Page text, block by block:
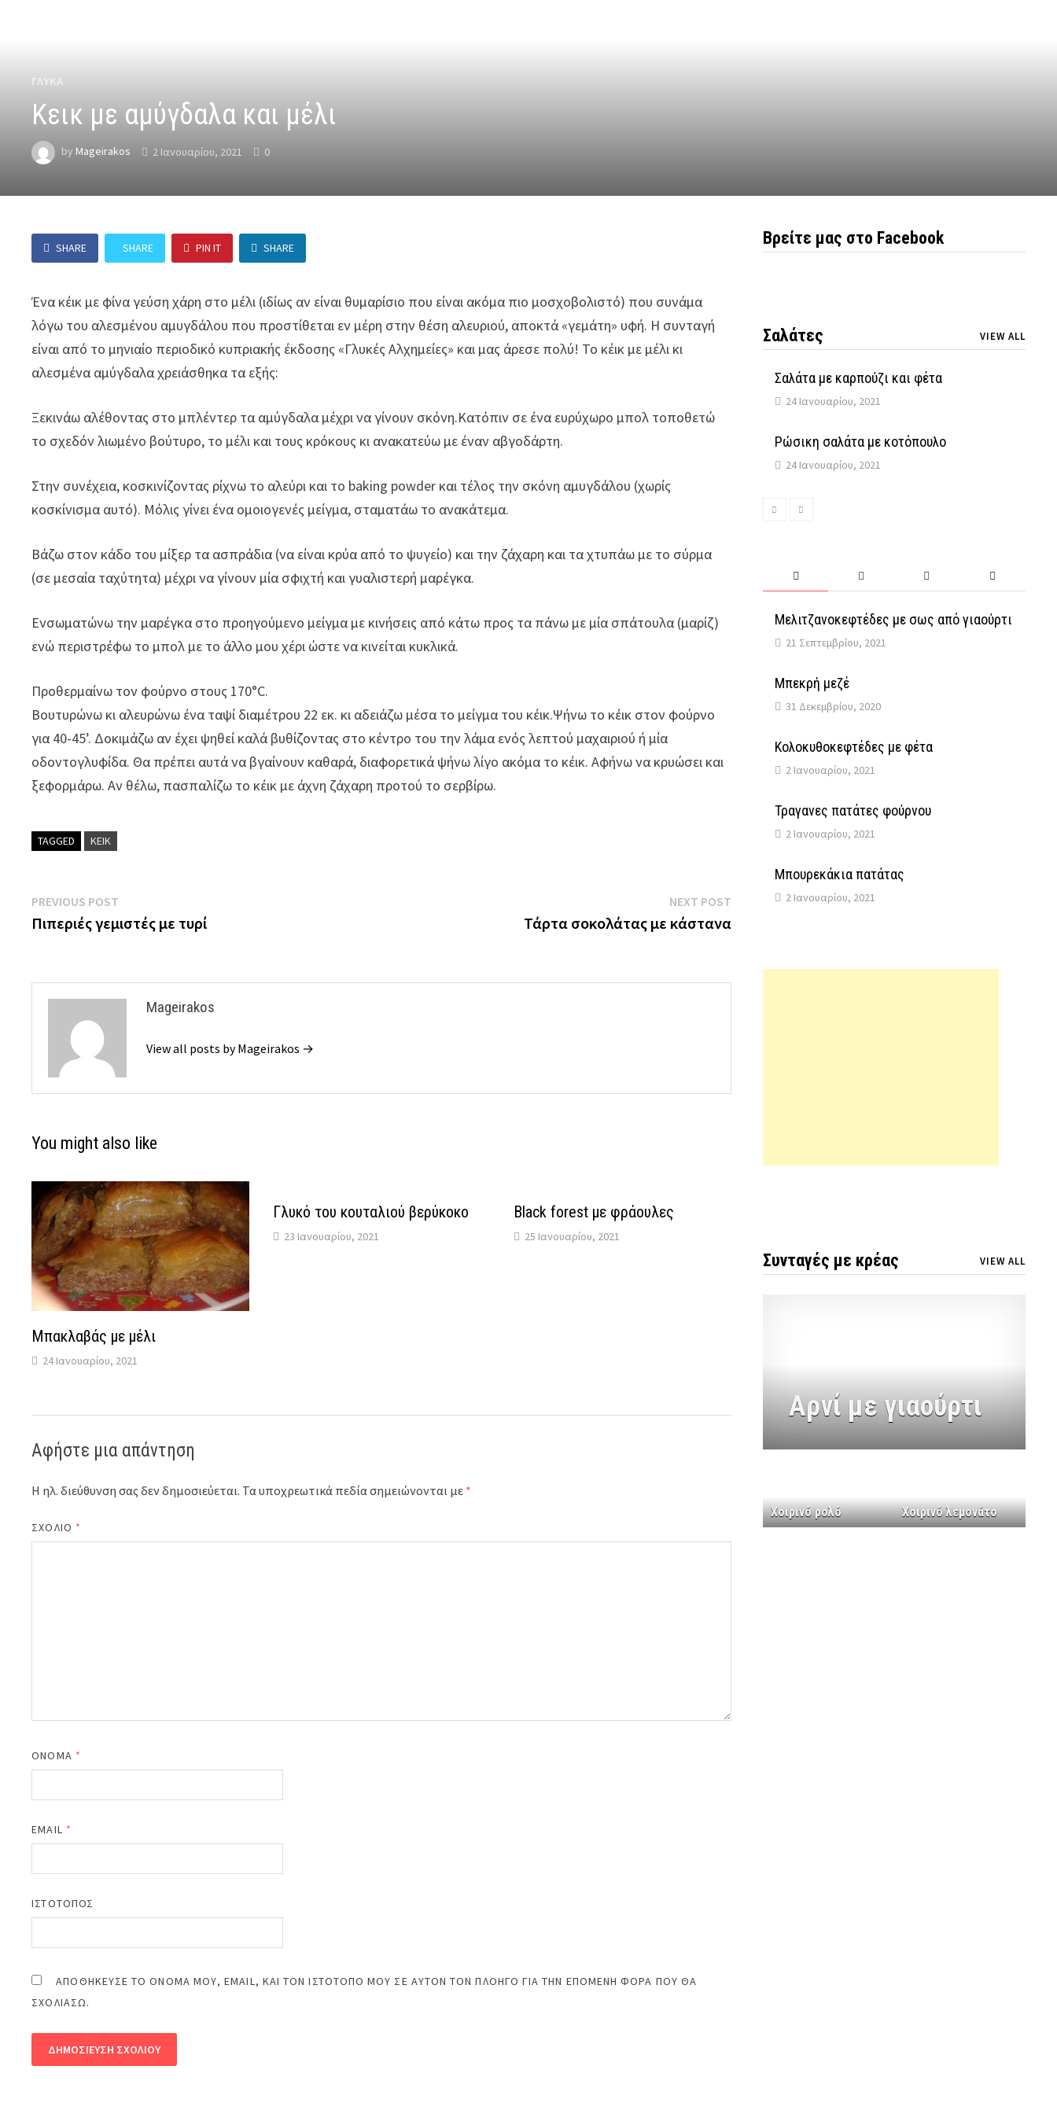
ΓΛΥΚΆ
Κεικ με αμύγδαλα και μέλι
by Mageirakos 2 Ιανουαρίου, 2021 0
SHARE SHARE PIN IT SHARE
Ένα κέικ με φίνα γεύση χάρη στο μέλι (ιδίως αν είναι θυμαρίσιο που είναι ακόμα πιο μοσχοβολιστό) που συνάμα
λόγω του αλεσμένου αμυγδάλου που προστίθεται εν μέρη στην θέση αλευριού, αποκτά «γεμάτη» υφή. Η συνταγή
είναι από το μηνιαίο περιοδικό κυπριακής έκδοσης «Γλυκές Αλχημείες» και μας άρεσε πολύ! Το κέικ με μέλι κι
αλεσμένα αμύγδαλα χρειάσθηκα τα εξής:
Ξεκινάω αλέθοντας στο μπλέντερ τα αμύγδαλα μέχρι να γίνουν σκόνη.Κατόπιν σε ένα ευρύχωρο μπολ τοποθετώ
το σχεδόν λιωμένο βούτυρο, το μέλι και τους κρόκους κι ανακατεύω με έναν αβγοδάρτη.
Στην συνέχεια, κοσκινίζοντας ρίχνω το αλεύρι και το baking powder και τέλος την σκόνη αμυγδάλου (χωρίς
κοσκίνισμα αυτό). Μόλις γίνει ένα ομοιογενές μείγμα, σταματάω το ανακάτεμα.
Βάζω στον κάδο του μίξερ τα ασπράδια (να είναι κρύα από το ψυγείο) και την ζάχαρη και τα χτυπάω με το σύρμα
(σε μεσαία ταχύτητα) μέχρι να γίνουν μία σφιχτή και γυαλιστερή μαρέγκα.
Ενσωματώνω την μαρέγκα στο προηγούμενο μείγμα με κινήσεις από κάτω προς τα πάνω με μία σπάτουλα (μαρίζ)
ενώ περιστρέφω το μπολ με το άλλο μου χέρι ώστε να κινείται κυκλικά.
Προθερμαίνω τον φούρνο στους 170°C.
Βουτυρώνω κι αλευρώνω ένα ταψί διαμέτρου 22 εκ. κι αδειάζω μέσα το μείγμα του κέικ.Ψήνω το κέικ στον φούρνο
για 40-45’. Δοκιμάζω αν έχει ψηθεί καλά βυθίζοντας στο κέντρο του την λάμα ενός λεπτού μαχαιριού ή μία
οδοντογλυφίδα. Θα πρέπει αυτά να βγαίνουν καθαρά, διαφορετικά ψήνω λίγο ακόμα το κέικ. Αφήνω να κρυώσει και
ξεφορμάρω. Αν θέλω, πασπαλίζω το κέικ με άχνη ζάχαρη προτού το σερβίρω.
TAGGED KEIK
Πλοήγηση
άρθρων
PREVIOUS POST
post:
Πιπεριές γεμιστές με τυρί
NEXT POSTNext
post:
Τάρτα σοκολάτας με κάστανα
Mageirakos
View all posts by Mageirakos →
You might also like
Μπακλαβάς με μέλι
24 Ιανουαρίου, 2021
Γλυκό του κουταλιού βερύκοκο
23 Ιανουαρίου, 2021
Black forest με φράουλες
25 Ιανουαρίου, 2021
Αφήστε μια απάντηση
Η ηλ. διεύθυνση σας δεν δημοσιεύεται. Τα υποχρεωτικά πεδία σημειώνονται με *
ΣΧΌΛΙΟ *
ΌΝΟΜΑ *
EMAIL *
ΙΣΤΌΤΟΠΟΣ
ΑΠΟΘΉΚΕΥΣΕ ΤΟ ΌΝΟΜΆ ΜΟΥ, EMAIL, ΚΑΙ ΤΟΝ ΙΣΤΌΤΟΠΟ ΜΟΥ ΣΕ ΑΥΤΌΝ ΤΟΝ ΠΛΟΗΓΌ ΓΙΑ ΤΗΝ ΕΠΌΜΕΝΗ ΦΟΡΆ ΠΟΥ ΘΑ
ΣΧΟΛΙΆΣΩ.
Βρείτε μας στο Facebook
Σαλάτες VIEW ALL
Σαλάτα με καρπούζι και φέτα
24 Ιανουαρίου, 2021
Ρώσικη σαλάτα με κοτόπουλο
24 Ιανουαρίου, 2021
Μελιτζανοκεφτέδες με σως από γιαούρτι
21 Σεπτεμβρίου, 2021
Μπεκρή μεζέ
31 Δεκεμβρίου, 2020
Κολοκυθοκεφτέδες με φέτα
2 Ιανουαρίου, 2021
Τραγανες πατάτες φούρνου
2 Ιανουαρίου, 2021
Μπουρεκάκια πατάτας
2 Ιανουαρίου, 2021
Συνταγές με κρέας VIEW ALL
Αρνί με γιαούρτι
Χοιρινό ρολό Χοιρινό λεμονάτο